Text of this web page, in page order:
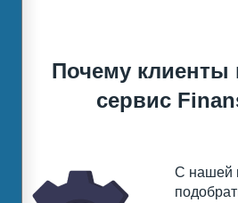
Почему
сервис
С нашей